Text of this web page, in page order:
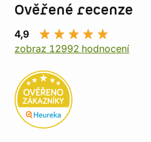
Ověřené recenze
4,9
zobraz 12992 hodnocení